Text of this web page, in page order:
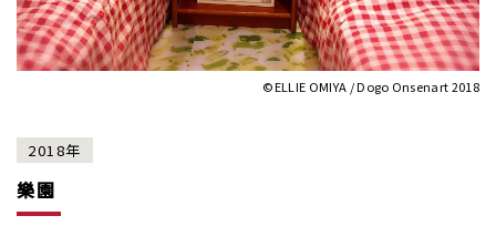
©︎ELLIE OMIYA / Dogo Onsenart 2018
2018年
樂園